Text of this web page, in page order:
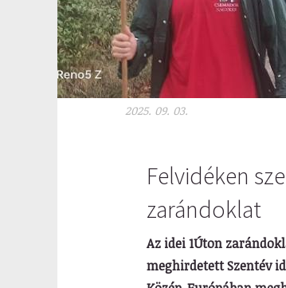
2025. 09. 03.
Felvidéken
zarándoklat
Az idei 1Úton
meghirdetett Szentév